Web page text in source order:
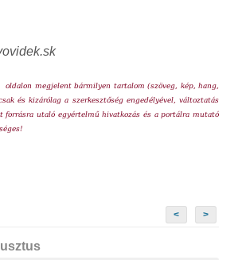
oldalon megjelent bármilyen tartalom (szöveg, kép, hang,
és kizárólag a szerkesztőség engedélyével, változtatás
forrásra utaló egyértelmű hivatkozás és a portálra mutató
< >